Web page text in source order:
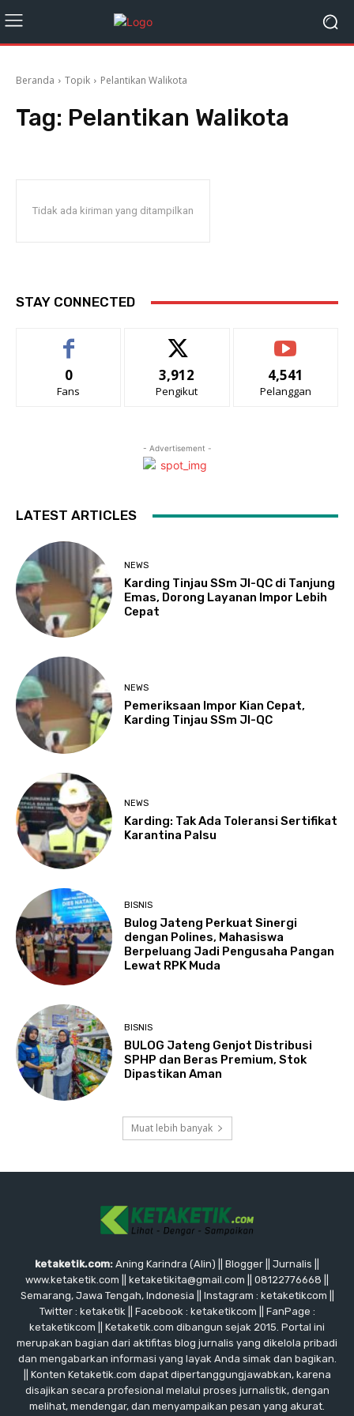
Beranda Topik Pelantikan Walikota
Tag: Pelantikan Walikota
Tidak ada kiriman yang ditampilkan
STAY CONNECTED
0
Fans
3,912
Pengikut
4,541
Pelanggan
- Advertisement -
LATEST ARTICLES
NEWS
Karding Tinjau SSm JI-QC di Tanjung
Emas, Dorong Layanan Impor Lebih
Cepat
NEWS
Pemeriksaan Impor Kian Cepat,
Karding Tinjau SSm JI-QC
NEWS
Karding: Tak Ada Toleransi Sertifikat
Karantina Palsu
BISNIS
Bulog Jateng Perkuat Sinergi
dengan Polines, Mahasiswa
Berpeluang Jadi Pengusaha Pangan
Lewat RPK Muda
BISNIS
BULOG Jateng Genjot Distribusi
SPHP dan Beras Premium, Stok
Dipastikan Aman
Muat lebih banyak
ketaketik.com: Aning Karindra (Alin) || Blogger || Jurnalis ||
www.ketaketik.com || ketaketikita@gmail.com || 08122776668 ||
Semarang, Jawa Tengah, Indonesia || Instagram : ketaketikcom ||
Twitter : ketaketik || Facebook : ketaketikcom || FanPage :
ketaketikcom || Ketaketik.com dibangun sejak 2015. Portal ini
merupakan bagian dari aktifitas blog jurnalis yang dikelola pribadi
dan mengabarkan informasi yang layak Anda simak dan bagikan.
|| Konten Ketaketik.com dapat dipertanggungjawabkan, karena
disajikan secara profesional melalui proses jurnalistik, dengan
melihat, mendengar, dan menyampaikan pesan yang akurat.